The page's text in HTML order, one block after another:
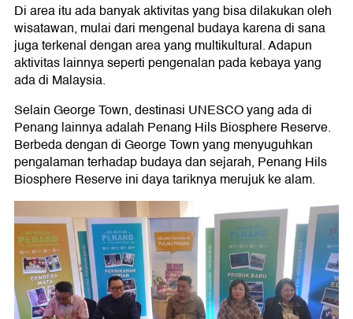
Di area itu ada banyak aktivitas yang bisa dilakukan oleh
wisatawan, mulai dari mengenal budaya karena di sana
juga terkenal dengan area yang multikultural. Adapun
aktivitas lainnya seperti pengenalan pada kebaya yang
ada di Malaysia.
Selain George Town, destinasi UNESCO yang ada di
Penang lainnya adalah Penang Hils Biosphere Reserve.
Berbeda dengan di George Town yang menyuguhkan
pengalaman terhadap budaya dan sejarah, Penang Hils
Biosphere Reserve ini daya tariknya merujuk ke alam.